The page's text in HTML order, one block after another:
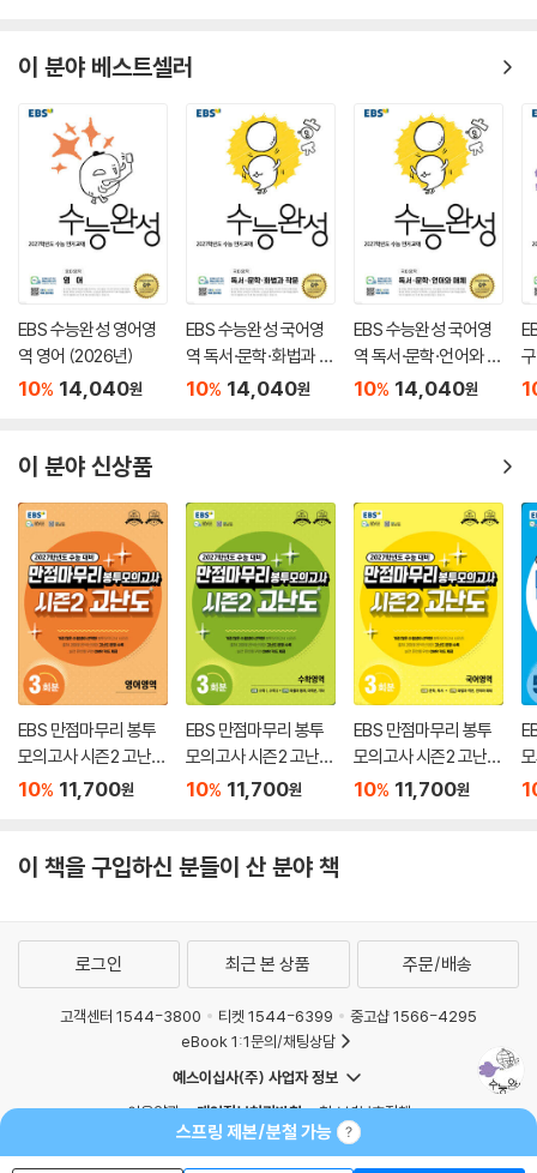
이 분야 베스트셀러
EBS 수능완성 영어영
역 영어 (2026년)
10% 14,040원
EBS 수능완성 국어영
역 독서·문학·화법과 작
문 (2026년)
10% 14,040원
EBS 수능완성 국어영
역 독서·문학·언어와 매
체 (2026년)
10% 14,040원
이 분야 신상품
EBS 만점마무리 봉투
모의고사 시즌2 고난도
영어영역 3회분 (2026
10% 11,700원
EBS 만점마무리 봉투
모의고사 시즌2 고난도
수학영역 3회분 (2026
10% 11,700원
EBS 만점마무리 봉투
모의고사 시즌2 고난도
국어영역 3회분 (2026
10% 11,700원
이 책을 구입하신 분들이 산 분야 책
스프링 제본/분철 가능
로그인 최근 본 상품 주문/배송
고객센터 1544-3800 티켓 1544-6399
중고샵 1566-4295
eBook 1:1문의/채팅상담
예스이십사(주) 사업자 정보
이용약관
개인정보처리방침
청소년보호정책
PC버전
회사소개
거래처관계자께
도서홍보
광고